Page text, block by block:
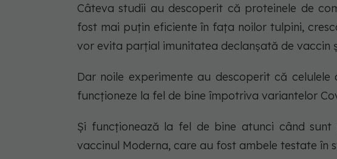
Câteva studii au descoperit că proteinele de
fost mai puțin eficiente în fața noilor tulpini,
vor evita parțial imunitatea declanșată de vaccin
Dar noile experimente au descoperit că
funcționeze la fel de bine împotriva variantelor
Și funcționează la fel de bine atunci când
vaccinul Moderna, care au fost ambele testate în